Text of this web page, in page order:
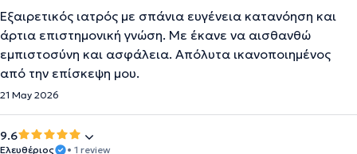
Εξαιρετικός ιατρός με σπάνια ευγένεια κατανόηση και
άρτια επιστημονική γνώση. Με έκανε να αισθανθώ
εμπιστοσύνη και ασφάλεια. Απόλυτα ικανοποιημένος
από την επίσκεψη μου.
21 May 2026
9.6
Ελευθέριος • 1 review